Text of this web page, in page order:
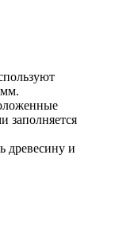
заполняется
древесину и